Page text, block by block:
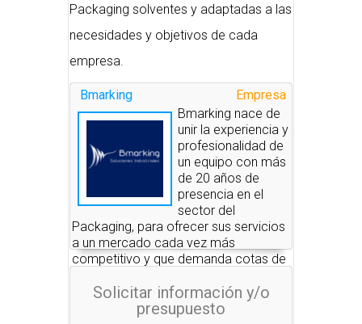
Packaging solventes y adaptadas a las
necesidades y objetivos de cada
empresa.
Empresa
Bmarking
Bmarking nace de
unir la experiencia y
profesionalidad de
un equipo con más
de 20 años de
presencia en el
sector del
Packaging, para ofrecer sus servicios
a un mercado cada vez más
competitivo y que demanda cotas de
Solicitar información y/o
presupuesto